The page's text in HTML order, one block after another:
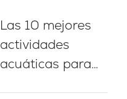
mientras navega
en Croacia: 5
prácticas
Las 10 mejores
actividades
acuáticas para